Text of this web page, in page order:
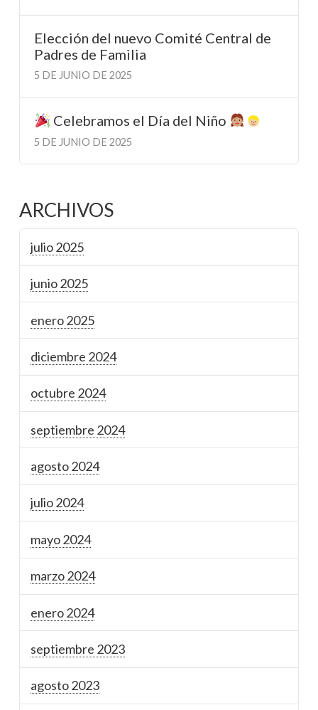
Elección del nuevo Comité Central de
Padres de Familia
5 DE JUNIO DE 2025
Celebramos el Día del Niño
5 DE JUNIO DE 2025
ARCHIVOS
julio 2025
junio 2025
enero 2025
diciembre 2024
octubre 2024
septiembre 2024
agosto 2024
julio 2024
mayo 2024
marzo 2024
enero 2024
septiembre 2023
agosto 2023